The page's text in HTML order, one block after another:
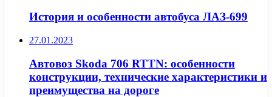
История и особенности автобуса ЛАЗ-699
27.01.2023
Автовоз Skoda 706 RTTN: особенности
конструкции, технические характеристики и
преимущества на дороге